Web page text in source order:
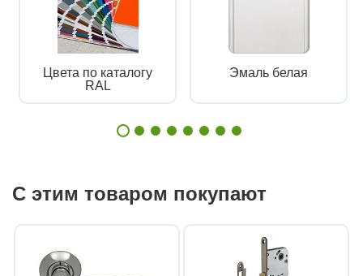
Цвета по каталогу
RAL
Эмаль белая
С этим товаром покупают